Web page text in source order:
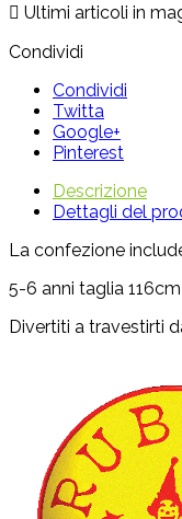
 Ultimi articoli in
Condividi
Condividi
Twitta
Google+
Pinterest
Descrizione
Dettagli del
La confezione
5-6 anni taglia 116cm
Divertiti a travestirti